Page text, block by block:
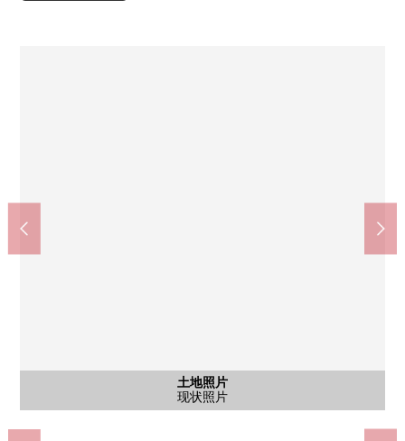
土地照片
现状照片
土地照片
现状照片
土地照片
现状照片
土地照片
现状照片
含有前面道路的外观
含有前面道路的外观
姪浜北公园(约280m)
nishitetsu罢工那个Ｇａｎｎｅｔｔ侄女的海滨(约510m)
福冈哈奈特医院(约830m)
姪浜邮局(约380m)
药妆店波斯菊姪浜站前店(约770m)
侄女北小学(约240m)
姪浜中学(约1420m)